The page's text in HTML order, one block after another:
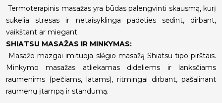
Termoterapinis masažas yra būdas palengvinti skausmą, kurį
sukelia stresas ir netaisyklinga padėties sėdint, dirbant,
vaikštant ar miegant.
SHIATSU MASAŽAS IR MINKYMAS:
Masažo mazgai imituoja slėgio masažą Shiatsu tipo pirštais.
Minkymo masažas atliekamas dideliems ir lanksčiams
raumenims (pečiams, latams), ritmingai dirbant, pašalinant
raumenų įtampą ir standumą.